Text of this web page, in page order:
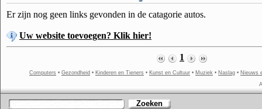
Er zijn nog geen links gevonden in de catagorie autos.
Uw website toevoegen? Klik hier!
1
Computers • Gezondheid • Kinderen en Tieners • Kunst en Cultuur • Muziek • Naslag • Nieuws
Zoeken